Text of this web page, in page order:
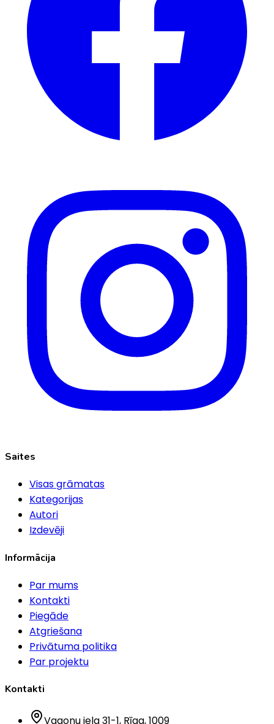
Saites
Visas grāmatas
Kategorijas
Autori
Izdevēji
Informācija
Par mums
Kontakti
Piegāde
Atgriešana
Privātuma politika
Par projektu
Kontakti
Vagonu iela 31-1, Rīga, 1009